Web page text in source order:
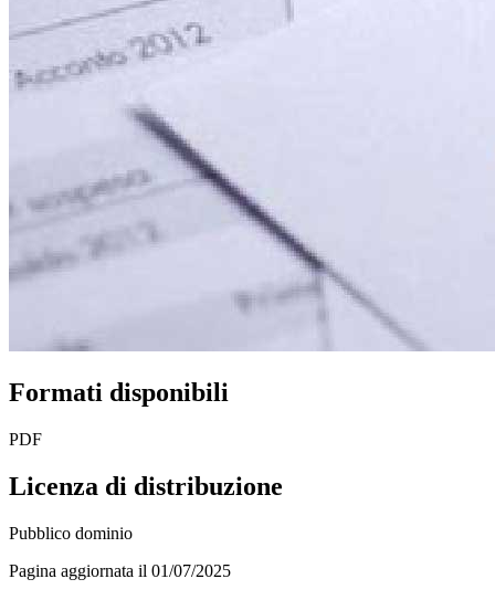
Formati disponibili
PDF
Licenza di distribuzione
Pubblico dominio
Pagina aggiornata il 01/07/2025